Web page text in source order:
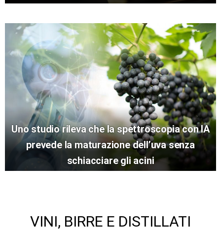
Uno studio rileva che la spettroscopia con IA
prevede la maturazione dell’uva senza
schiacciare gli acini
VINI, BIRRE E DISTILLATI